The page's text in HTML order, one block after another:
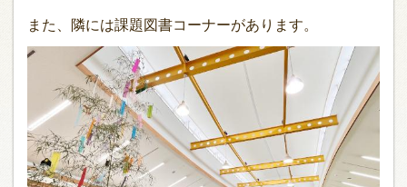
また、隣には課題図書コーナーがあります。